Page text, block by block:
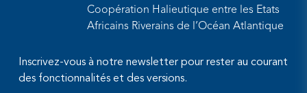
Coopération Halieutique entre les Etats
Africains Riverains de l’Océan Atlantique
Inscrivez-vous à notre newsletter pour rester au courant
des fonctionnalités et des versions.